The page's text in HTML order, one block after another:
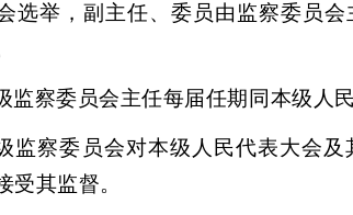
选举，副主任、委员由监察委员
监察委员会主任每届任期同本级人
监察委员会对本级人民代表大会
受其监督。